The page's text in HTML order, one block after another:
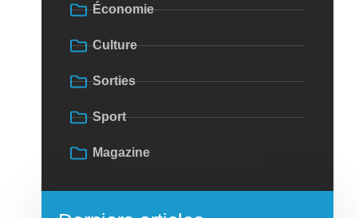
Économie
Culture
Sorties
Sport
Magazine